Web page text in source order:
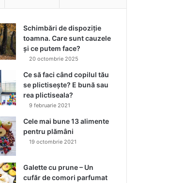
Schimbări de dispoziție
toamna. Care sunt cauzele
și ce putem face?
20 octombrie 2025
Ce să faci când copilul tău
se plictisește? E bună sau
rea plictiseala?
9 februarie 2021
Cele mai bune 13 alimente
pentru plămâni
19 octombrie 2021
Galette cu prune – Un
cufăr de comori parfumat